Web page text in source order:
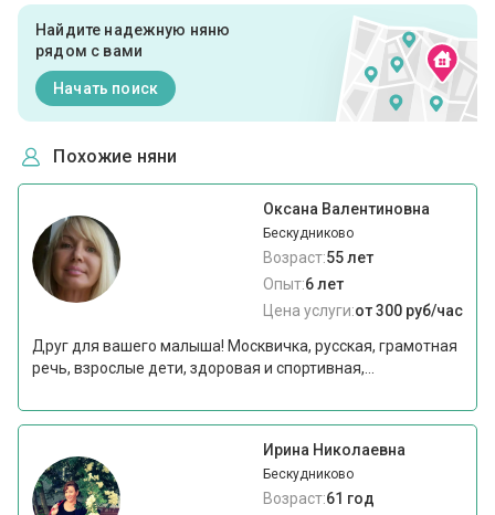
Найдите надежную няню
рядом с вами
Начать поиск
Похожие няни
Оксана Валентиновна
Бескудниково
Возраст:55 лет
Опыт:6 лет
Цена услуги:от 300 руб/час
Друг для вашего малыша! Москвичка, русская, грамотная
речь, взрослые дети, здоровая и спортивная,...
Ирина Николаевна
Бескудниково
Возраст:61 год